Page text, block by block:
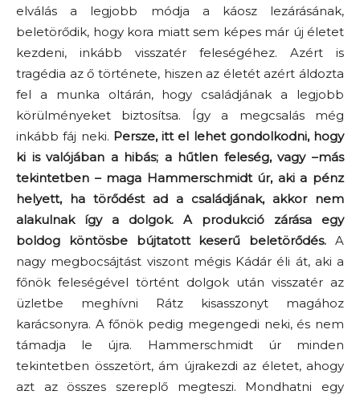
elválás a legjobb módja a káosz lezárásának,
beletörődik, hogy kora miatt sem képes már új életet
kezdeni, inkább visszatér feleségéhez. Azért is
tragédia az ő története, hiszen az életét azért áldozta
fel a munka oltárán, hogy családjának a legjobb
körülményeket biztosítsa. Így a megcsalás még
inkább fáj neki. Persze, itt el lehet gondolkodni, hogy
ki is valójában a hibás; a hűtlen feleség, vagy –más
tekintetben – maga Hammerschmidt úr, aki a pénz
helyett, ha törődést ad a családjának, akkor nem
alakulnak így a dolgok. A produkció zárása egy
boldog köntösbe bújtatott keserű beletörődés. A
nagy megbocsájtást viszont mégis Kádár éli át, aki a
főnök feleségével történt dolgok után visszatér az
üzletbe meghívni Rátz kisasszonyt magához
karácsonyra. A főnök pedig megengedi neki, és nem
támadja le újra. Hammerschmidt úr minden
tekintetben összetört, ám újrakezdi az életet, ahogy
azt az összes szereplő megteszi. Mondhatni egy